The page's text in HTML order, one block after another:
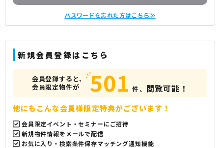
パスワードを忘れた方はこちら≫
新規会員登録はこちら
会員登録すると、
会員限定物件が
501 件、 閲覧可能！
他にもこんな会員様限定特典がございます！
会員限定イベント・セミナーにご招待
新規物件情報をメールで配信
お気に入り・検索条件保存マッチング通知機能